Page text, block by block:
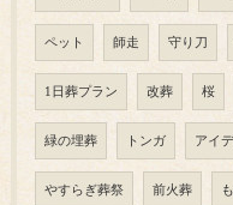
ペット 師走 守り刀
1日葬プラン 改葬 桜
緑の埋葬 トンガ アイ
やすらぎ葬祭 前火葬